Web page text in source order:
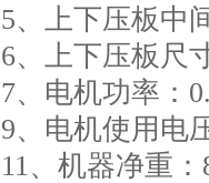
5、上下压板中
6、上下压板尺
7、电机功率：
9、电机使用电
11、机器净重：